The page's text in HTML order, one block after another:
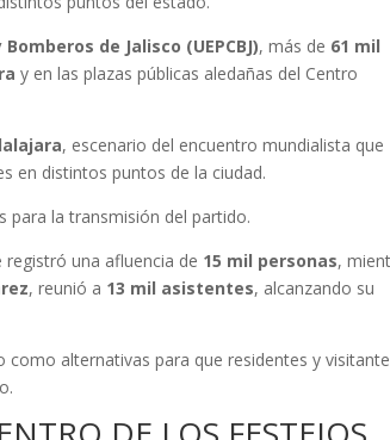
de Jalisco (UEPCBJ), más de 61 mil
y en las plazas públicas aledañas del Centro
, escenario del encuentro mundialista que
en distintos puntos de la ciudad.
para la transmisión del partido.
una afluencia de 15 mil personas,
, reunió a 13 mil asistentes, alcanzando su
alternativas para que residentes y